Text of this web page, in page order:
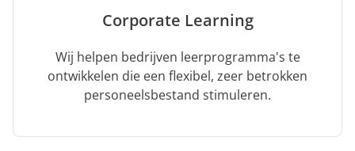
Corporate Learning
Wij helpen bedrijven leerprogramma's te
ontwikkelen die een flexibel, zeer betrokken
personeelsbestand stimuleren.